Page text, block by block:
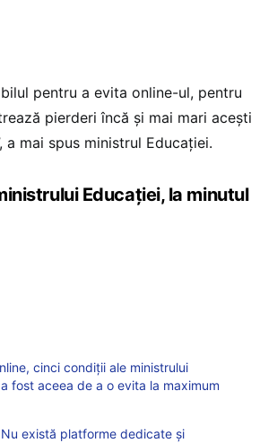
pentru a evita online-ul, pentru
pierderi încă și mai mari acești
a mai spus ministrul Educației.
Educației, la minutul
cinci condiții ale ministrului
fost aceea de a o evita la maximum
Nu există platforme dedicate și